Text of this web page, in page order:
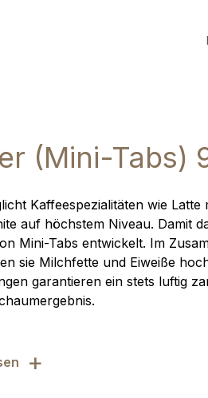
(Mini-Tabs)
Kaffeespezialitäten wie Latte
auf höchstem Niveau. Damit
Mini-Tabs entwickelt. Im
sie Milchfette und Eiweiße
garantieren ein stets luftig
+